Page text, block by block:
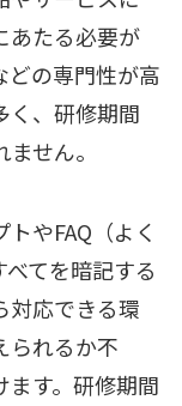
あたる必要が
どの専門性が高
く、研修期間
せん。
やFAQ（よく
てを暗記する
対応できる環
られるか不
ます。研修期間